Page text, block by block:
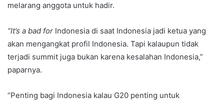
melarang anggota untuk hadir.
“It’s a bad for Indonesia di saat Indonesia jadi ketua yang
akan mengangkat profil Indonesia. Tapi kalaupun tidak
terjadi summit juga bukan karena kesalahan Indonesia,”
paparnya.
“Penting bagi Indonesia kalau G20 penting untuk